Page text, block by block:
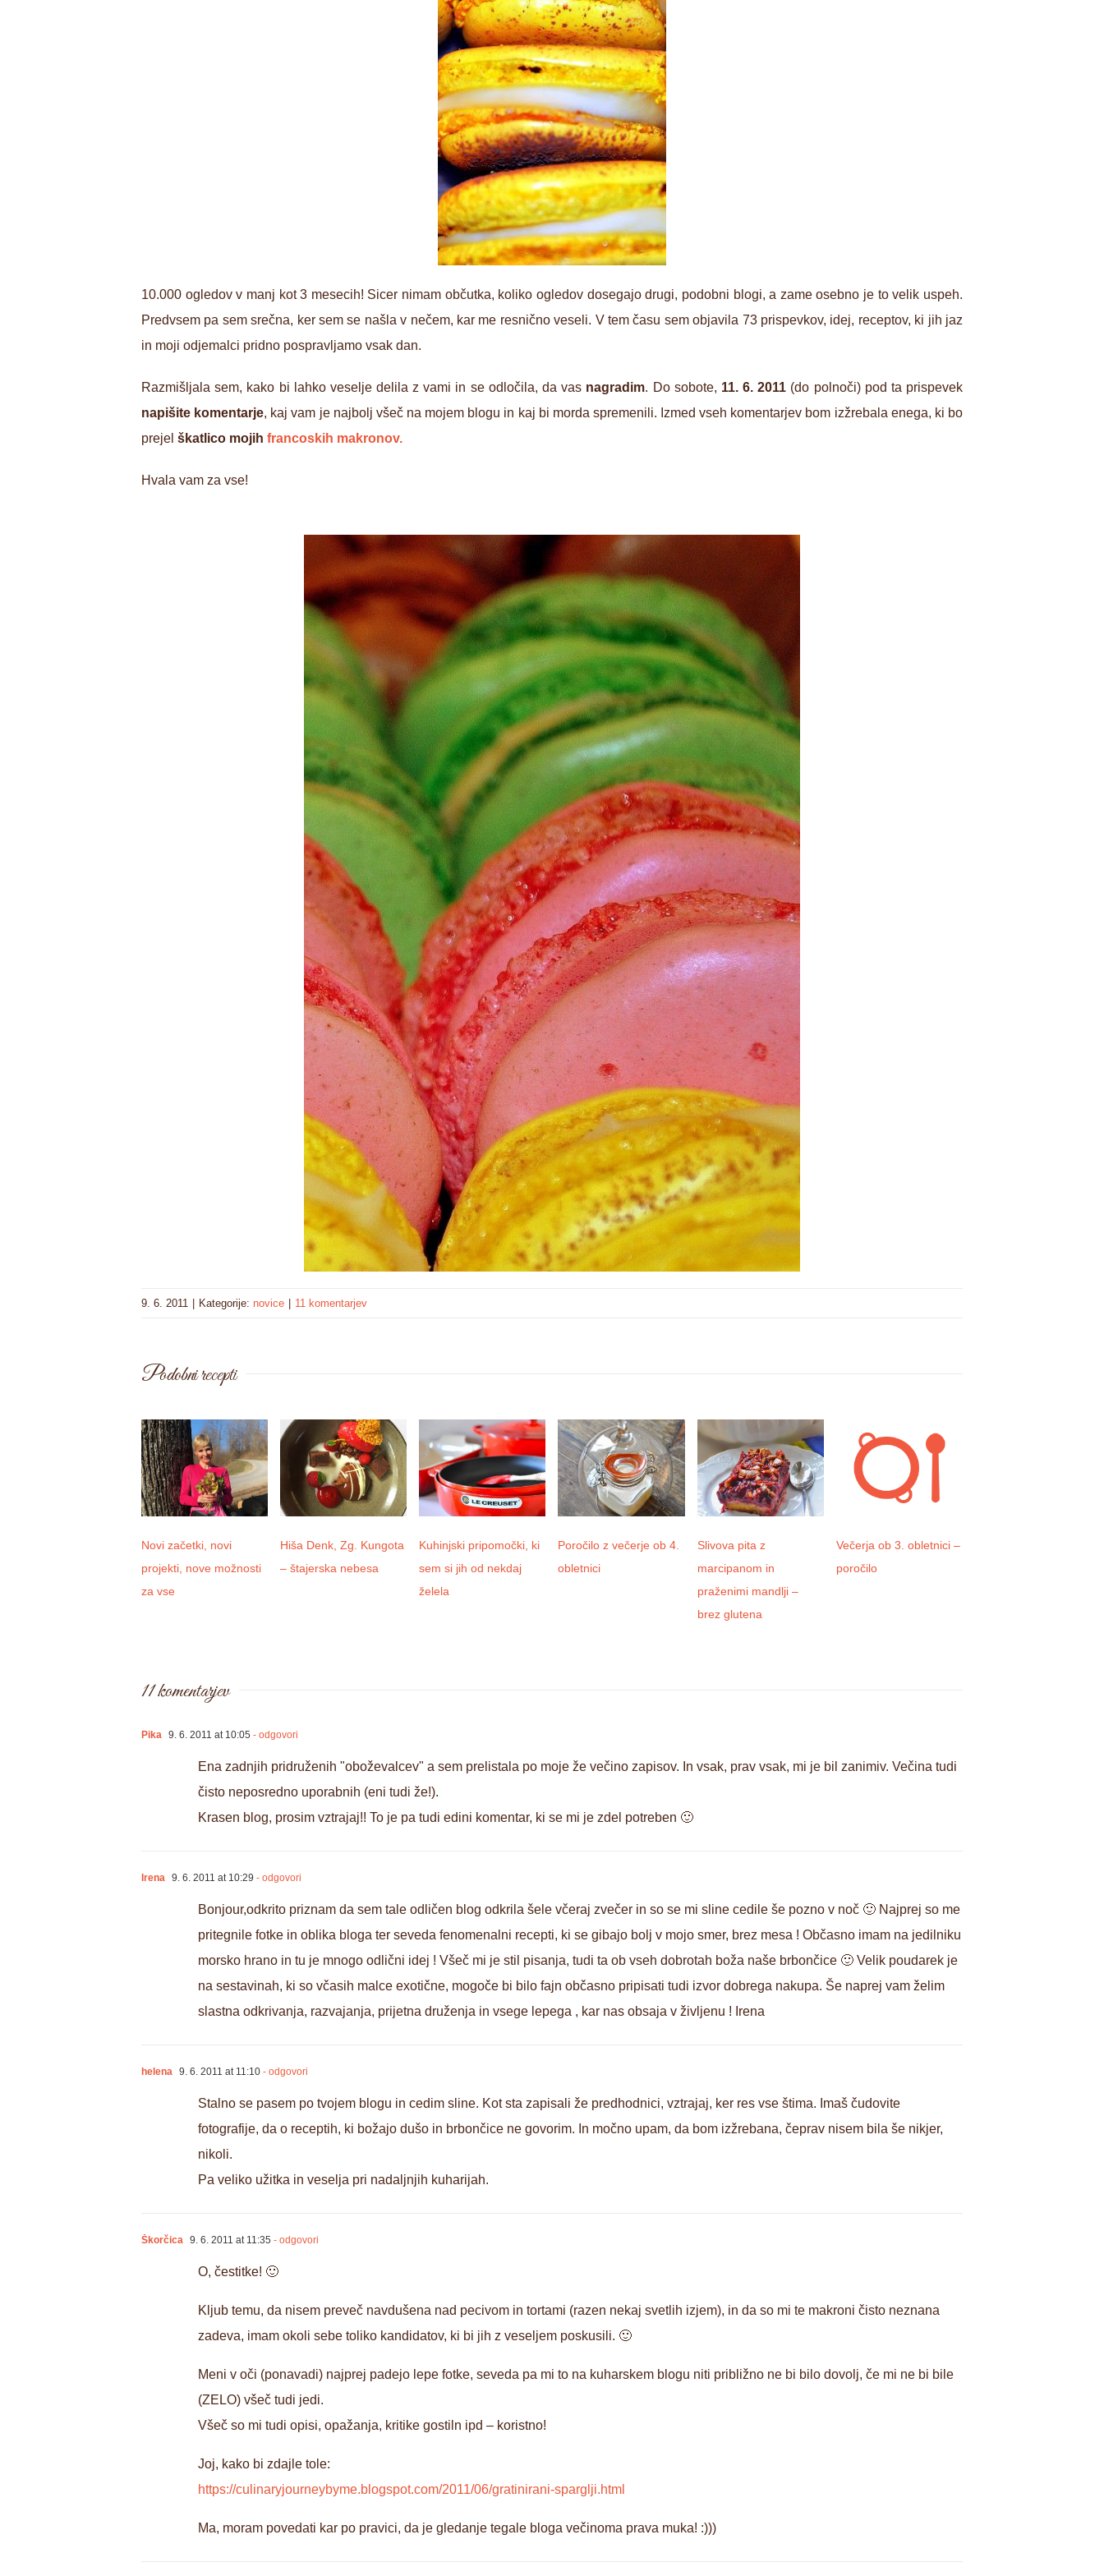
10.000 ogledov v manj kot 3 mesecih! Sicer nimam občutka, koliko ogledov dosegajo drugi, podobni blogi, a zame osebno je to velik uspeh.
Predvsem pa sem srečna, ker sem se našla v nečem, kar me resnično veseli. V tem času sem objavila 73 prispevkov, idej, receptov, ki jih jaz
in moji odjemalci pridno pospravljamo vsak dan.
Razmišljala sem, kako bi lahko veselje delila z vami in se odločila, da vas nagradim. Do sobote, 11. 6. 2011 (do polnoči) pod ta prispevek
napišite komentarje, kaj vam je najbolj všeč na mojem blogu in kaj bi morda spremenili. Izmed vseh komentarjev bom izžrebala enega, ki bo
prejel škatlico mojih francoskih makronov.
Hvala vam za vse!
9. 6. 2011 Kategorije: novice 11 komentarjev
Podobni recepti
Novi začetki, novi
projekti, nove možnosti
za vse
Hiša Denk, Zg. Kungota
– štajerska nebesa
Kuhinjski pripomočki, ki
sem si jih od nekdaj
želela
Poročilo z večerje ob 4.
obletnici
Slivova pita z
marcipanom in
praženimi mandlji –
brez glutena
Večerja ob 3. obletnici –
poročilo
11 komentarjev
Pika 9. 6. 2011 at 10:05 - odgovori
Ena zadnjih pridruženih "oboževalcev" a sem prelistala po moje že večino zapisov. In vsak, prav vsak, mi je bil zanimiv. Večina tudi
čisto neposredno uporabnih (eni tudi že!).
Krasen blog, prosim vztrajaj!! To je pa tudi edini komentar, ki se mi je zdel potreben 🙂
Irena 9. 6. 2011 at 10:29 - odgovori
Bonjour,odkrito priznam da sem tale odličen blog odkrila šele včeraj zvečer in so se mi sline cedile še pozno v noč 🙂 Najprej so me
pritegnile fotke in oblika bloga ter seveda fenomenalni recepti, ki se gibajo bolj v mojo smer, brez mesa ! Občasno imam na jedilniku
morsko hrano in tu je mnogo odlični idej ! Všeč mi je stil pisanja, tudi ta ob vseh dobrotah boža naše brbončice 🙂 Velik poudarek je
na sestavinah, ki so včasih malce exotične, mogoče bi bilo fajn občasno pripisati tudi izvor dobrega nakupa. Še naprej vam želim
slastna odkrivanja, razvajanja, prijetna druženja in vsege lepega , kar nas obsaja v življenu ! Irena
helena 9. 6. 2011 at 11:10 - odgovori
Stalno se pasem po tvojem blogu in cedim sline. Kot sta zapisali že predhodnici, vztrajaj, ker res vse štima. Imaš čudovite
fotografije, da o receptih, ki božajo dušo in brbončice ne govorim. In močno upam, da bom izžrebana, čeprav nisem bila še nikjer,
nikoli.
Pa veliko užitka in veselja pri nadaljnjih kuharijah.
Škorčica 9. 6. 2011 at 11:35 - odgovori
O, čestitke! 🙂
Kljub temu, da nisem preveč navdušena nad pecivom in tortami (razen nekaj svetlih izjem), in da so mi te makroni čisto neznana
zadeva, imam okoli sebe toliko kandidatov, ki bi jih z veseljem poskusili. 🙂
Meni v oči (ponavadi) najprej padejo lepe fotke, seveda pa mi to na kuharskem blogu niti približno ne bi bilo dovolj, če mi ne bi bile
(ZELO) všeč tudi jedi.
Všeč so mi tudi opisi, opažanja, kritike gostiln ipd – koristno!
Joj, kako bi zdajle tole:
https://culinaryjourneybyme.blogspot.com/2011/06/gratinirani-sparglji.html
Ma, moram povedati kar po pravici, da je gledanje tegale bloga večinoma prava muka! :)))